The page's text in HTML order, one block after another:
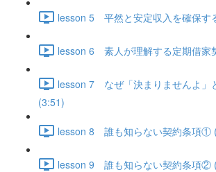
lesson 5 平然と安定収入を確保す
lesson 6 素人が理解する定期借家
lesson 7 なぜ「決まりませんよ」
(3:51)
lesson 8 誰も知らない契約条項①
lesson 9 誰も知らない契約条項②